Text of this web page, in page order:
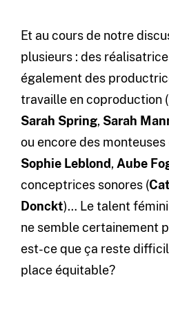
Et au cours de notre
plusieurs : des
également des
travaille en coproduction (
Sarah Spring,Sarah
ou encore des monteuses
Sophie Leblond, Aube
conceptrices sonores (
Donckt)… Le talent
ne semble certainement
est-ce que ça reste
place équitable?